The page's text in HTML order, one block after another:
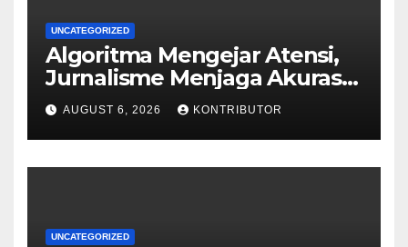
UNCATEGORIZED
Algoritma Mengejar Atensi,
Jurnalisme Menjaga Akurasi
dan Akal Sehat Publik
AUGUST 6, 2026 KONTRIBUTOR
UNCATEGORIZED